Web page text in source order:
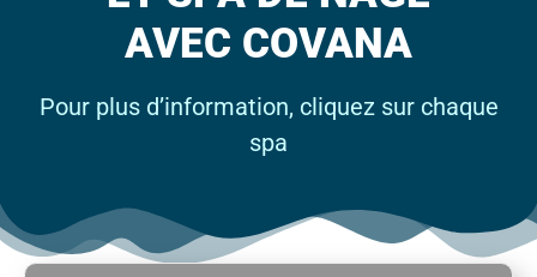
AVEC COVANA
Pour plus d’information, cliquez sur chaque
spa